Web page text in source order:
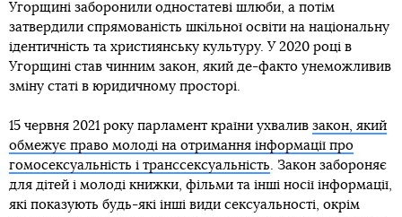
Угорщині заборонили одностатеві шлюби, а потім
затвердили спрямованість шкільної освіти на національну
ідентичність та християнську культуру. У 2020 році в
Угорщині став чинним закон, який де-факто унеможливив
зміну статі в юридичному просторі.
15 червня 2021 року парламент країни ухвалив закон, який
обмежує право молоді на отримання інформації про
гомосексуальність і транссексуальність. Закон забороняє
для дітей і молоді книжки, фільми та інші носії інформації,
які показують будь-які інші види сексуальності, окрім